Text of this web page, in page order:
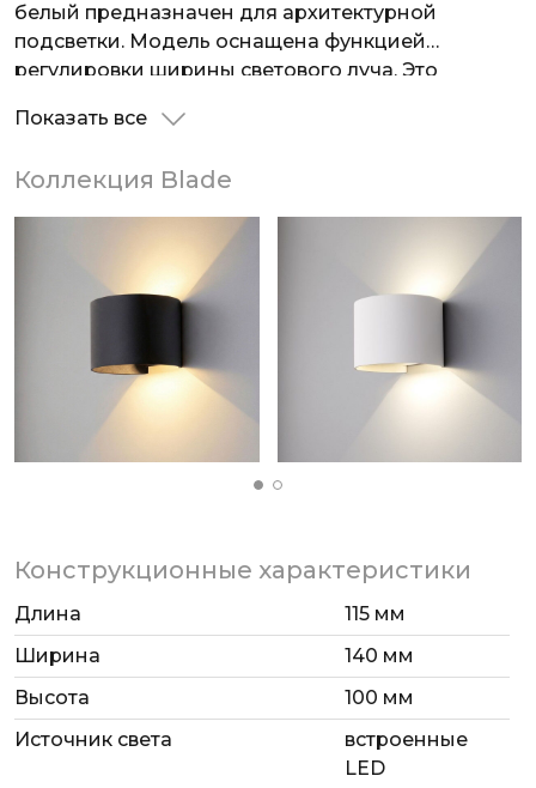
белый предназначен для архитектурной
подсветки. Модель оснащена функцией
регулировки ширины светового луча. Это
эффектного освещения фасадов зданий и
архитектуры. Благодаря высокой степени
пылевлагозащиты IP54 и высокому качеств
материалов, светильник обеспечит надежное
освещение и стильный внешний вид вашего
объекта долгие годы, будь то частный дом,
Показать все
Коллекция Blade
Конструкционные характеристики
Длина
115 мм
Ширина
140 мм
Высота
100 мм
Источник света
встроенные
LED